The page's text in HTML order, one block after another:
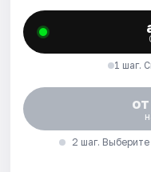
1 шаг.
2 шаг.